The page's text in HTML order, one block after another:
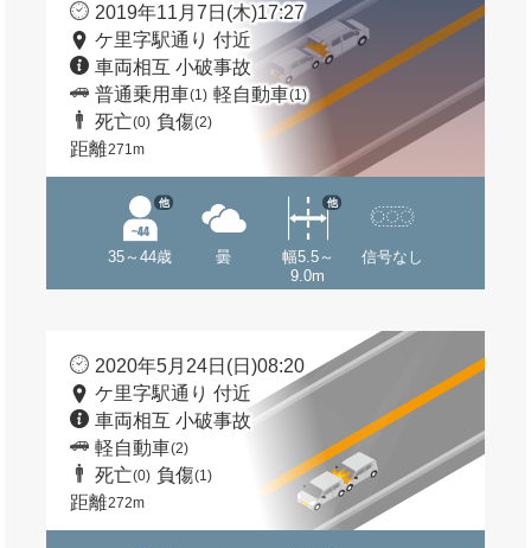
2019年11月7日(木)17:27
ケ里字駅通り 付近
車両相互 小破事故
普通乗用車(1) 軽自動車(1)
死亡(0) 負傷(2)
距離271m
35～44歳
他
曇
幅5.5～
9.0m
他
信号なし
2020年5月24日(日)08:20
ケ里字駅通り 付近
車両相互 小破事故
軽自動車(2)
死亡(0) 負傷(1)
距離272m